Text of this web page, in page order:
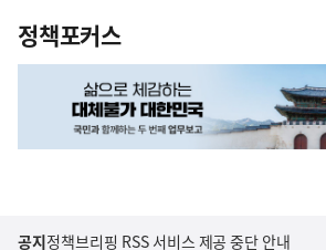
정책포커스
공지정책브리핑 RSS 서비스 제공 중단 안내